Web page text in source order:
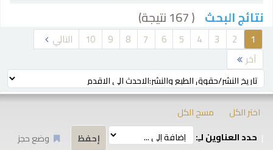
نتائج البحث ( 167 نتيجة)
1
2
3
4
5
6
7
8
9
10
التالي
آخر
ترتيب بواسطة:
اختر الكل
مسح الكل
حدد العناوين لـِ:
وضع حجز